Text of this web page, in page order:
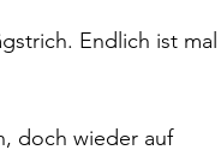
Endlich ist mal
doch wieder auf